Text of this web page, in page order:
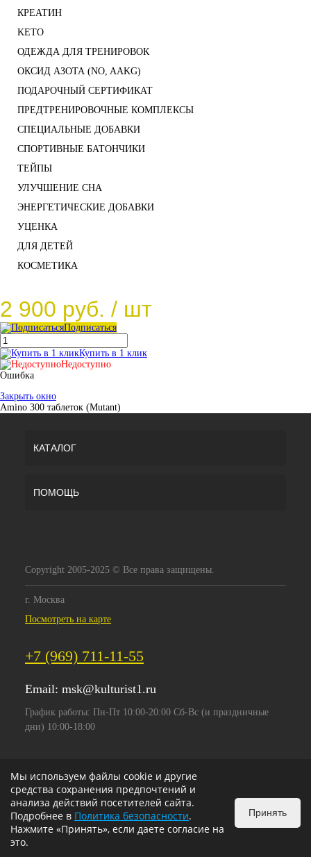
КРЕАТИН
KETO
ОДЕЖДА ДЛЯ ТРЕНИРОВОК
ОКСИД АЗОТА (NO, AAKG)
ПОДАРОЧНЫЙ СЕРТИФИКАТ
ПРЕДТРЕНИРОВОЧНЫЕ КОМПЛЕКСЫ
СПЕЦИАЛЬНЫЕ ДОБАВКИ
СПОРТИВНЫЕ БАТОНЧИКИ
ТЕЙПЫ
УЛУЧШЕНИЕ СНА
ЭНЕРГЕТИЧЕСКИЕ ДОБАВКИ
УЦЕНКА
ДЛЯ ДЕТЕЙ
КОСМЕТИКА
2 900 руб. / шт
Подписаться
Купить в 1 клик
Недоступно
Ошибка
Закрыть окно
Amino 300 таблеток (Mutant)
КАТАЛОГ
ПОМОЩЬ
Copyright 2005-2025 © Все права защищены.
г. Москва
Посмотреть на карте
+7 (969) 711-11-55
Email: msk@kulturist1.ru
График работы: Пн-Пт 10:00-20:00 Сб-Вс (и праздничные
дни) 10:00-18:00
Мы используем файлы cookie и другие
средства сохранения предпочтений и
анализа действий посетителей сайта.
Подробнее в Политика безопасности.
Нажмите «Принять», если даете согласие на
это.
Принять